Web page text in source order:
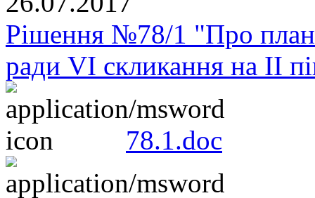
Рішення №78/1 "Про план
ради VI скликання на II
78.1.doc